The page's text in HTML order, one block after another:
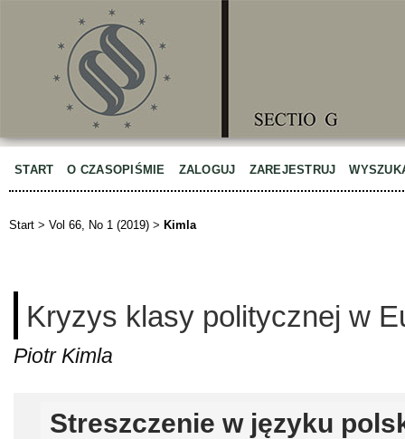
START O CZASOPIŚMIE ZALOGUJ ZAREJESTRUJ
Start > Vol 66, No 1 (2019) > Kimla
Kryzys klasy politycznej w
Piotr Kimla
Streszczenie w języku